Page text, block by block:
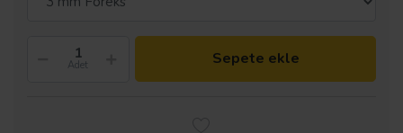
Adet Sepete ekle